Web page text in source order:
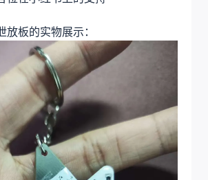
放板的实物展示：